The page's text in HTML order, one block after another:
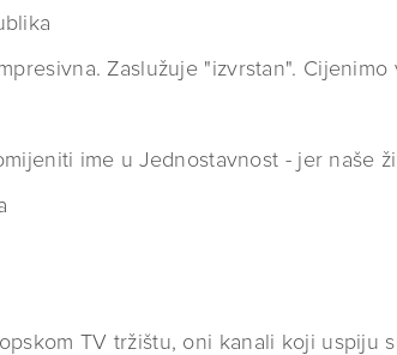
Zaslužuje "izvrstan".
ime u Jednostavnost - jer naše
TV tržištu, oni kanali koji